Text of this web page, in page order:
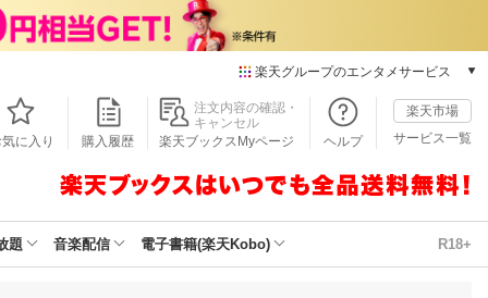
楽天グループのエンタメサービス
本/ゲーム/CD/DVD
楽天ブックス
楽天Kobo
気に入り 購入履歴
注文内容の確認・
キャンセル
楽天ブックスMyページ
ヘルプ
楽天市場
サービス一覧
題 音楽配信 電子書籍(楽天Kobo) R18+